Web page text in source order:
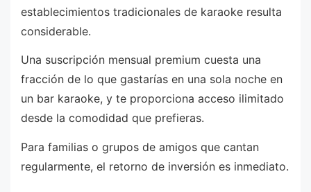
establecimientos tradicionales de karaoke resulta
considerable.
Una suscripción mensual premium cuesta una
fracción de lo que gastarías en una sola noche en
un bar karaoke, y te proporciona acceso ilimitado
desde la comodidad que prefieras.
Para familias o grupos de amigos que cantan
regularmente, el retorno de inversión es inmediato.